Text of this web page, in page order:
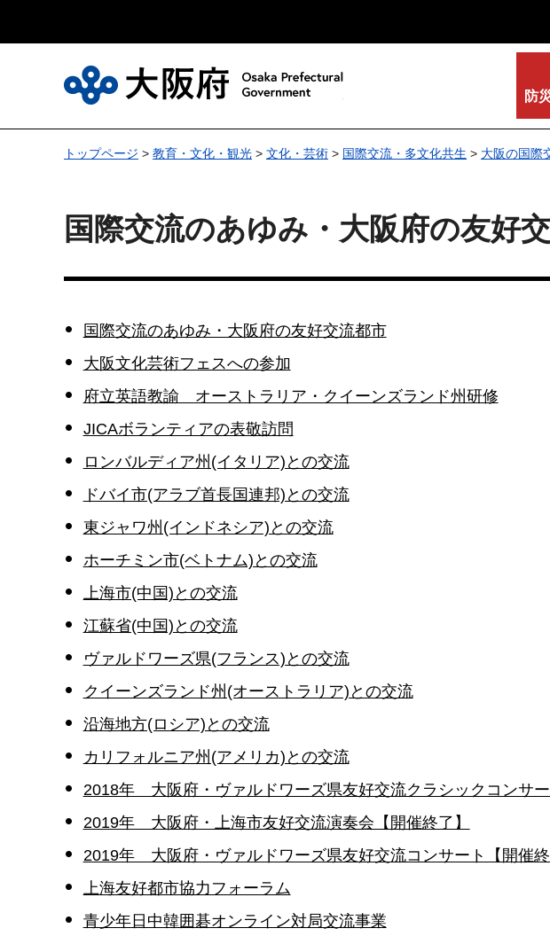
防
トップページ > 教育・文化・観光 > 文化・芸術 > 国際交流・多文化共生 > 大阪の国際
国際交流のあゆみ・大阪府の友好
国際交流のあゆみ・大阪府の友好交流都市
大阪文化芸術フェスへの参加
府立英語教諭 オーストラリア・クイーンズランド州研修
JICAボランティアの表敬訪問
ロンバルディア州(イタリア)との交流
ドバイ市(アラブ首長国連邦)との交流
東ジャワ州(インドネシア)との交流
ホーチミン市(ベトナム)との交流
上海市(中国)との交流
江蘇省(中国)との交流
ヴァルドワーズ県(フランス)との交流
クイーンズランド州(オーストラリア)との交流
沿海地方(ロシア)との交流
カリフォルニア州(アメリカ)との交流
2018年 大阪府・ヴァルドワーズ県友好交流クラシックコンサー
2019年 大阪府・上海市友好交流演奏会【開催終了】
2019年 大阪府・ヴァルドワーズ県友好交流コンサート【開催終
上海友好都市協力フォーラム
青少年日中韓囲碁オンライン対局交流事業